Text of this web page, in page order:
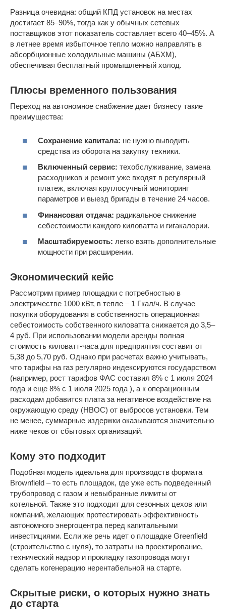
Разница очевидна: общий КПД установок на местах
достигает 85–90%, тогда как у обычных сетевых
поставщиков этот показатель составляет всего 40–45%. А
в летнее время избыточное тепло можно направлять в
абсорбционные холодильные машины (АБХМ),
обеспечивая бесплатный промышленный холод.
Плюсы временного пользования
Переход на автономное снабжение дает бизнесу такие
преимущества:
Сохранение капитала: не нужно выводить
средства из оборота на закупку техники.
Включенный сервис: техобслуживание, замена
расходников и ремонт уже входят в регулярный
платеж, включая круглосучный мониторинг
параметров и выезд бригады в течение 24 часов.
Финансовая отдача: радикальное снижение
себестоимости каждого киловатта и гигакалории.
Масштабируемость: легко взять дополнительные
мощности при расширении.
Экономический кейс
Рассмотрим пример площадки с потребностью в
электричестве 1000 кВт, в тепле – 1 Гкал/ч. В случае
покупки оборудования в собственность операционная
себестоимость собственного киловатта снижается до 3,5–
4 руб. При использовании модели аренды полная
стоимость киловатт-часа для предприятия составит от
5,38 до 5,70 руб. Однако при расчетах важно учитывать,
что тарифы на газ регулярно индексируются государством
(например, рост тарифов ФАС составил 8% с 1 июля 2024
года и еще 8% с 1 июля 2025 года ), а к операционным
расходам добавится плата за негативное воздействие на
окружающую среду (НВОС) от выбросов установки. Тем
не менее, суммарные издержки оказываются значительно
ниже чеков от сбытовых организаций.
Кому это подходит
Подобная модель идеальна для производств формата
Brownfield – то есть площадок, где уже есть подведенный
трубопровод с газом и невыбранные лимиты от
котельной. Также это подходит для сезонных цехов или
компаний, желающих протестировать эффективность
автономного энергоцентра перед капитальными
инвестициями. Если же речь идет о площадке Greenfield
(строительство с нуля), то затраты на проектирование,
технический надзор и прокладку газопровода могут
сделать когенерацию нерентабельной на старте.
Скрытые риски, о которых нужно знать
до старта